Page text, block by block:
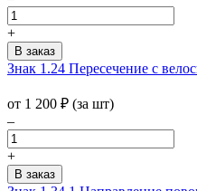
+
Знак 1.24 Пересечение с
от 1 200 ₽ (за шт)
–
+